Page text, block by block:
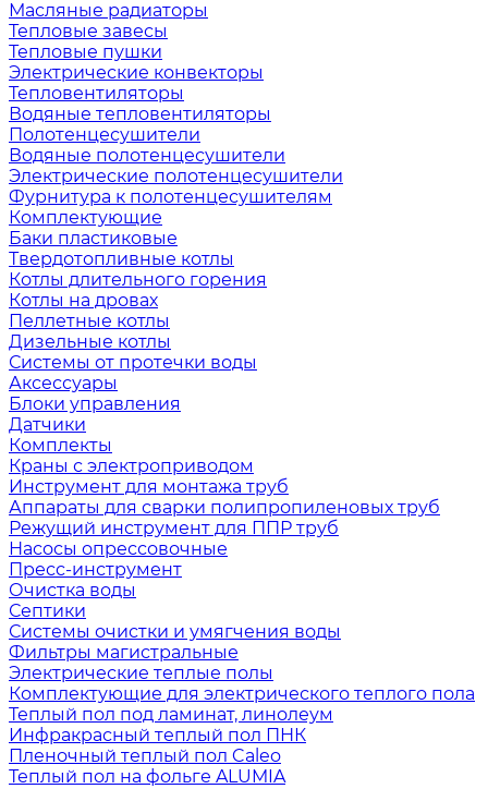
Масляные радиаторы
Тепловые завесы
Тепловые пушки
Электрические конвекторы
Тепловентиляторы
Водяные тепловентиляторы
Полотенцесушители
Водяные полотенцесушители
Электрические полотенцесушители
Фурнитура к полотенцесушителям
Комплектующие
Баки пластиковые
Твердотопливные котлы
Котлы длительного горения
Котлы на дровах
Пеллетные котлы
Дизельные котлы
Системы от протечки воды
Аксессуары
Блоки управления
Датчики
Комплекты
Краны с электроприводом
Инструмент для монтажа труб
Аппараты для сварки полипропиленовых труб
Режущий инструмент для ППР труб
Насосы опрессовочные
Пресс-инструмент
Очистка воды
Септики
Системы очистки и умягчения воды
Фильтры магистральные
Электрические теплые полы
Комплектующие для электрического теплого пола
Теплый пол под ламинат, линолеум
Инфракрасный теплый пол ПНК
Пленочный теплый пол Caleo
Теплый пол на фольге ALUMIA